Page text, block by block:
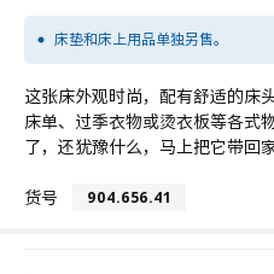
床垫和床上用品单独另售。
这张床外观时尚，配有舒适的床
床单、过季衣物或烫衣板等各式
了，还犹豫什么，马上把它带回家
货号 904.656.41